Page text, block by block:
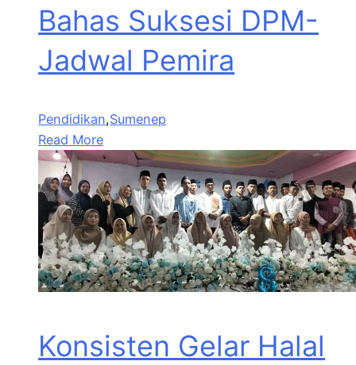
Bahas Suksesi DPM-
Jadwal Pemira
Pendidikan,Sumenep
Read More
Konsisten Gelar Halal